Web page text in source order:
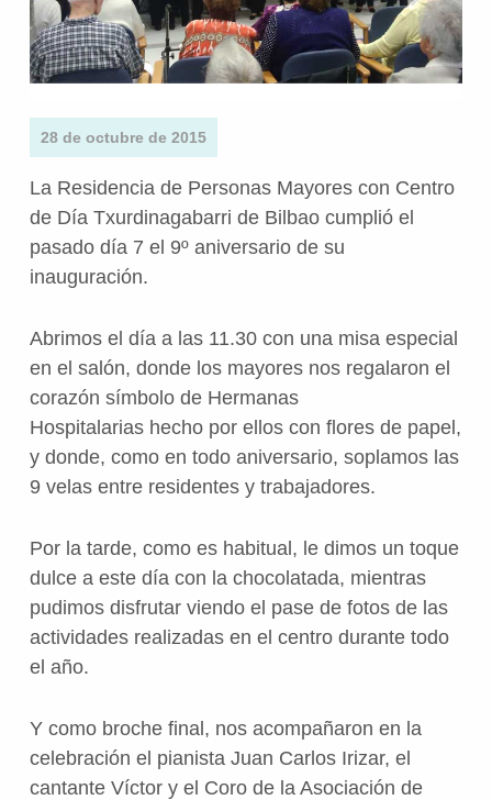
28 de octubre de 2015
La Residencia de Personas Mayores con Centro
de Día Txurdinagabarri de Bilbao cumplió el
pasado día 7 el 9º aniversario de su
inauguración.
Abrimos el día a las 11.30 con una misa especial
en el salón, donde los mayores nos regalaron el
corazón símbolo de Hermanas
Hospitalarias hecho por ellos con flores de papel,
y donde, como en todo aniversario, soplamos las
9 velas entre residentes y trabajadores.
Por la tarde, como es habitual, le dimos un toque
dulce a este día con la chocolatada, mientras
pudimos disfrutar viendo el pase de fotos de las
actividades realizadas en el centro durante todo
el año.
Y como broche final, nos acompañaron en la
celebración el pianista Juan Carlos Irizar, el
cantante Víctor y el Coro de la Asociación de